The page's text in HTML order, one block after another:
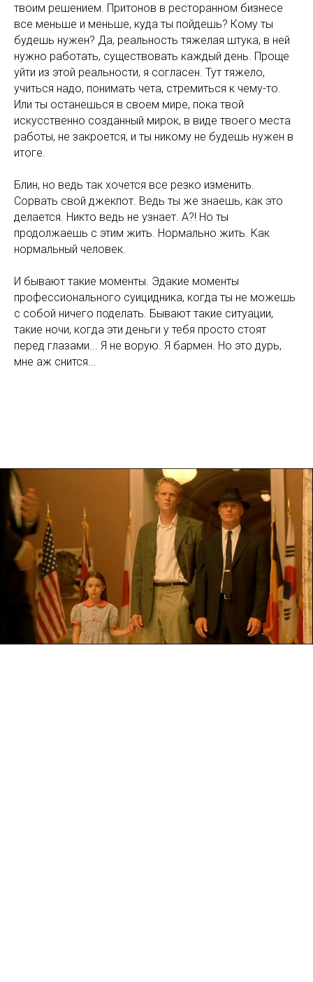
твоим решением. Притонов в ресторанном бизнесе
все меньше и меньше, куда ты пойдешь? Кому ты
будешь нужен? Да, реальность тяжелая штука, в ней
нужно работать, существовать каждый день. Проще
уйти из этой реальности, я согласен. Тут тяжело,
учиться надо, понимать чета, стремиться к чему-то.
Или ты останешься в своем мире, пока твой
искусственно созданный мирок, в виде твоего места
работы, не закроется, и ты никому не будешь нужен в
итоге.
Блин, но ведь так хочется все резко изменить.
Сорвать свой джекпот. Ведь ты же знаешь, как это
делается. Никто ведь не узнает. А?! Но ты
продолжаешь с этим жить. Нормально жить. Как
нормальный человек.
И бывают такие моменты. Эдакие моменты
профессионального суицидника, когда ты не можешь
с собой ничего поделать. Бывают такие ситуации,
такие ночи, когда эти деньги у тебя просто стоят
перед глазами... Я не ворую. Я бармен. Но это дурь,
мне аж снится...